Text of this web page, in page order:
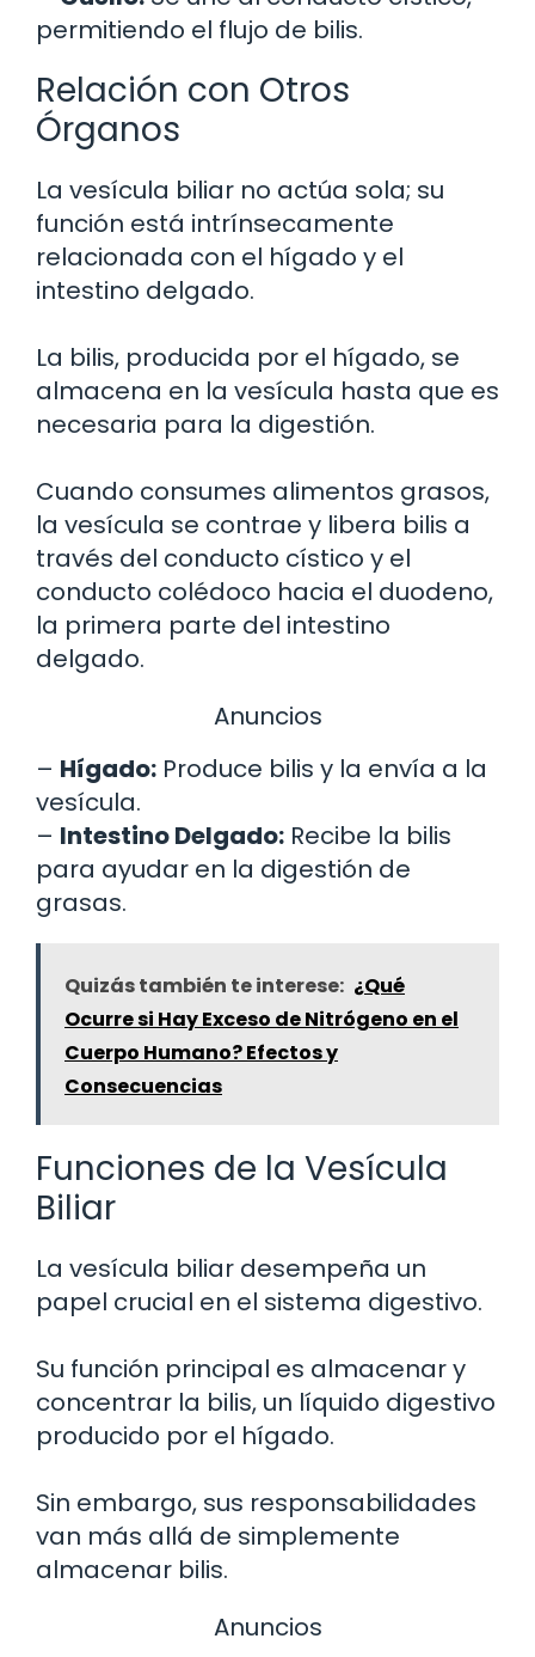
permitiendo el flujo de bilis.
Relación con Otros
Órganos
La vesícula biliar no actúa sola; su
función está intrínsecamente
relacionada con el hígado y el
intestino delgado.
La bilis, producida por el hígado, se
almacena en la vesícula hasta que es
necesaria para la digestión.
Cuando consumes alimentos grasos,
la vesícula se contrae y libera bilis a
través del conducto cístico y el
conducto colédoco hacia el duodeno,
la primera parte del intestino
delgado.
Anuncios
– Hígado: Produce bilis y la envía a la
vesícula.
– Intestino Delgado: Recibe la bilis
para ayudar en la digestión de
grasas.
Quizás también te interese: ¿Qué
Ocurre si Hay Exceso de Nitrógeno en el
Cuerpo Humano? Efectos y
Consecuencias
Funciones de la Vesícula
Biliar
La vesícula biliar desempeña un
papel crucial en el sistema digestivo.
Su función principal es almacenar y
concentrar la bilis, un líquido digestivo
producido por el hígado.
Sin embargo, sus responsabilidades
van más allá de simplemente
almacenar bilis.
Anuncios